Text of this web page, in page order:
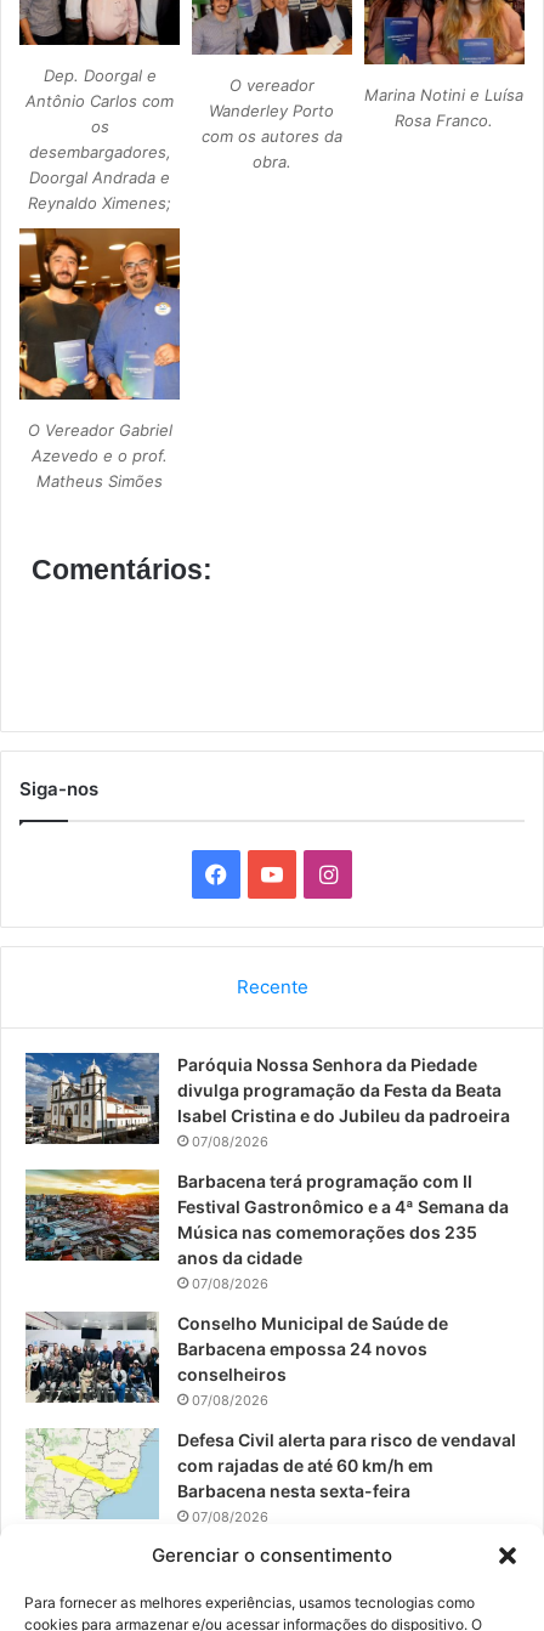
Gerenciar o consentimento
Para fornecer as melhores experiências, usamos tecnologias como
cookies para armazenar e/ou acessar informações do dispositivo. O
Dep. Doorgal e
Antônio Carlos com
os
desembargadores,
Doorgal Andrada e
Reynaldo Ximenes;
O vereador
Wanderley Porto
com os autores da
obra.
Marina Notini e Luísa
Rosa Franco.
O Vereador Gabriel
Azevedo e o prof.
Matheus Simões
Comentários:
Siga-nos
a
b
o
k
o
u
b
I
n
a
g
a
Recente
Paróquia Nossa Senhora da Piedade
divulga programação da Festa da Beata
Isabel Cristina e do Jubileu da padroeira
07/08/2026
Barbacena terá programação com II
Festival Gastronômico e a 4ª Semana da
Música nas comemorações dos 235
anos da cidade
07/08/2026
Conselho Municipal de Saúde de
Barbacena empossa 24 novos
conselheiros
07/08/2026
Defesa Civil alerta para risco de vendaval
com rajadas de até 60 km/h em
Barbacena nesta sexta-feira
07/08/2026
EPCAR tem a melhor nota do IDEB no
06/08/2026